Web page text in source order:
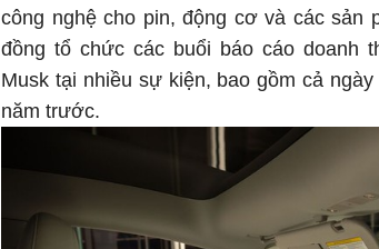
công nghệ cho pin, động cơ và các sản
đồng tổ chức các buổi báo cáo doanh
Musk tại nhiều sự kiện, bao gồm cả
năm trước.